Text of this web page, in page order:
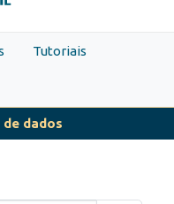
Tutoriais
dados